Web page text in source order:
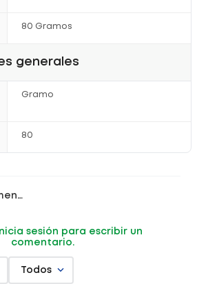
80 Gramos
generales
Gramo
80
sesión para escribir un
comentario.
Todos